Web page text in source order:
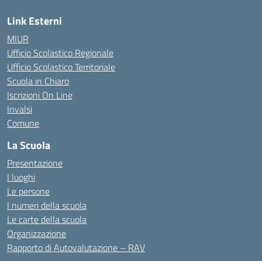
Link Esterni
MIUR
Ufficio Scolastico Regionale
Ufficio Scolastico Territoriale
Scuola in Chiaro
Iscrizioni On Line
Invalsi
Comune
La Scuola
Presentazione
I luoghi
Le persone
I numeri della scuola
Le carte della scuola
Organizzazione
Rapporto di Autovalutazione – RAV